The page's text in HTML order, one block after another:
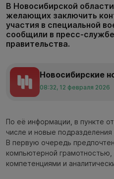
В Новосибирской
желающих заключить
участия в специальной
сообщили в пресс-
правительства.
Новосибирские
08:32, 12 февраля 2026
По её информации, в пункте
числе и новые
В первую очередь
компьютерной грамотностью,
компетенциями и